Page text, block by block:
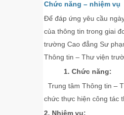
Chức năng – nhiệm vụ
Để đáp ứng yêu cầu
của thông tin trong giai
trường Cao đẳng Sư
Thông tin – Thư viện
1. Chức năng:
Trung tâm Thông tin –
chức thực hiện công tác
2. Nhiệm vụ: